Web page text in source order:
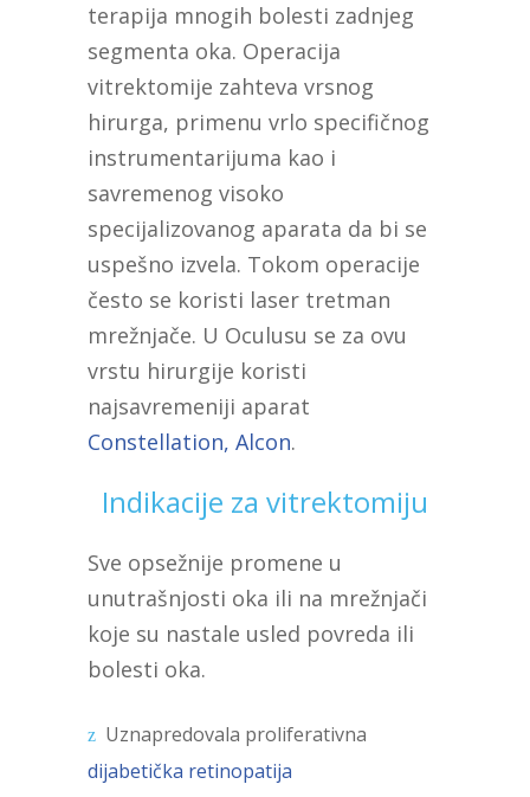
terapija mnogih bolesti zadnjeg
segmenta oka. Operacija
vitrektomije zahteva vrsnog
hirurga, primenu vrlo specifičnog
instrumentarijuma kao i
savremenog visoko
specijalizovanog aparata da bi se
uspešno izvela. Tokom operacije
često se koristi laser tretman
mrežnjače. U Oculusu se za ovu
vrstu hirurgije koristi
najsavremeniji aparat
Constellation, Alcon.
Indikacije za vitrektomiju
Sve opsežnije promene u
unutrašnjosti oka ili na mrežnjači
koje su nastale usled povreda ili
bolesti oka.
Uznapredovala proliferativna
dijabetička retinopatija